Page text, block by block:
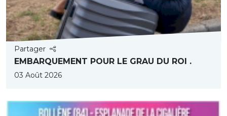
Partager
EMBARQUEMENT POUR LE GRAU DU ROI .
03 Août 2026